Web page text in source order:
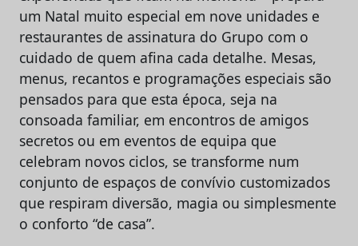
um Natal muito especial em nove unidades e
restaurantes de assinatura do Grupo com o
cuidado de quem afina cada detalhe. Mesas,
menus, recantos e programações especiais são
pensados para que esta época, seja na
consoada familiar, em encontros de amigos
secretos ou em eventos de equipa que
celebram novos ciclos, se transforme num
conjunto de espaços de convívio customizados
que respiram diversão, magia ou simplesmente
o conforto “de casa”.